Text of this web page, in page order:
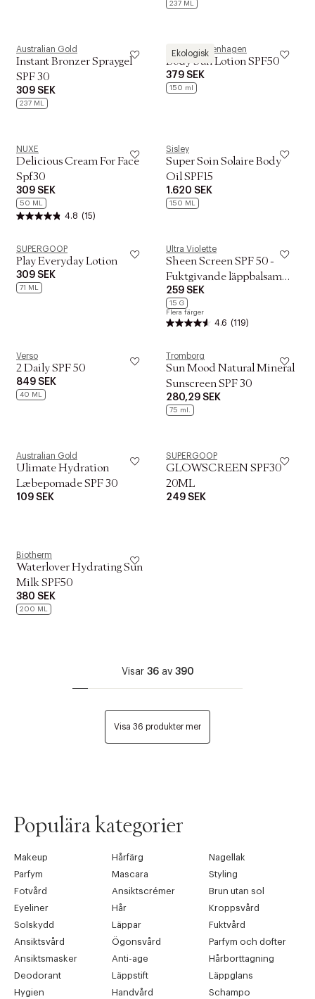
237 ML
Australian Gold
Instant Bronzer Spraygel
SPF 30
309 SEK
237 ML
Ekologisk
Woods Copenhagen
Body Sun Lotion SPF50
379 SEK
150 ml
NUXE
Delicious Cream For Face
Spf30
309 SEK
50 ML
4.8 (15)
Sisley
Super Soin Solaire Body
Oil SPF15
1.620 SEK
150 ML
SUPERGOOP
Play Everyday Lotion
309 SEK
71 ML
Ultra Violette
Sheen Screen SPF 50 -
Fuktgivande läppbalsam
med solskydd
259 SEK
15 G
Flera färger
4.6 (119)
Verso
2 Daily SPF 50
849 SEK
40 ML
Tromborg
Sun Mood Natural Mineral
Sunscreen SPF 30
280,29 SEK
75 ml.
Australian Gold
Ulimate Hydration
Læbepomade SPF 30
109 SEK
SUPERGOOP
GLOWSCREEN SPF30
20ML
249 SEK
Biotherm
Waterlover Hydrating Sun
Milk SPF50
380 SEK
200 ML
Visar 36av 390
Visa 36 produkter mer
Populära kategorier
Makeup Hårfärg
Nagellak
Parfym
Mascara
Styling
Fotvård
Ansiktscrémer
Brun utan sol
Eyeliner
Hår
Kroppsvård
Solskydd
Läppar
Fuktvård
Ansiktsvård
Ögonsvård
Parfym och dofter
Ansiktsmasker
Anti-age
Hårborttagning
Deodorant
Läppstift
Läppglans
Hygien
Handvård
Schampo